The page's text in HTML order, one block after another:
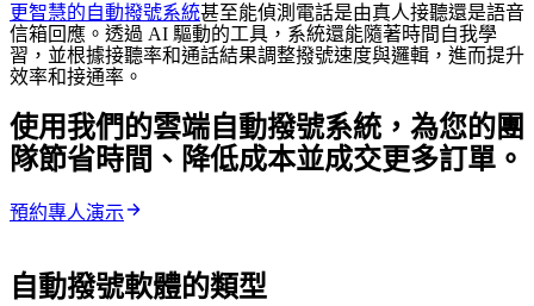
更智慧的自動撥號系統甚至能偵測電話是由真人接聽還是語音
信箱回應。透過 AI 驅動的工具，系統還能隨著時間自我學
習，並根據接聽率和通話結果調整撥號速度與邏輯，進而提升
效率和接通率。
使用我們的雲端自動撥號系統，為您的團
隊節省時間、降低成本並成交更多訂單。
預約專人演示
自動撥號軟體的類型